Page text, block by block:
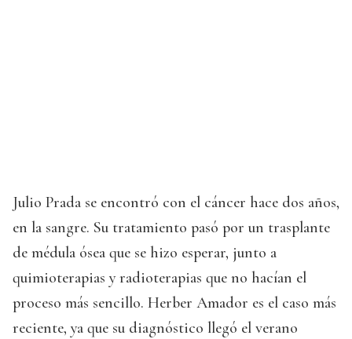
Julio Prada se encontró con el cáncer hace dos años,
en la sangre. Su tratamiento pasó por un trasplante
de médula ósea que se hizo esperar, junto a
quimioterapias y radioterapias que no hacían el
proceso más sencillo. Herber Amador es el caso más
reciente, ya que su diagnóstico llegó el verano